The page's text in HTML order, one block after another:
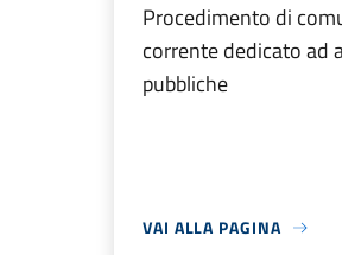
Procedimento di
corrente dedicato ad
pubbliche
VAI ALLA PAGINA